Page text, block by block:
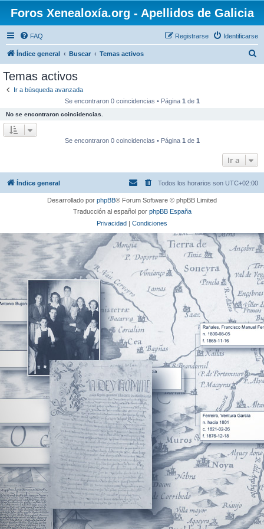
Foros Xenealoxía.org - Apellidos de Galicia
FAQ Identificarse
Registrarse
Índice general Buscar Temas activos
Temas activos
Ir a búsqueda avanzada
Se encontraron 0 coincidencias • Página 1 de 1
No se encontraron coincidencias.
Se encontraron 0 coincidencias • Página 1 de 1
Ir a
Índice general Todos los horarios son UTC+02:00
Desarrollado por phpBB® Forum Software © phpBB Limited
Traducción al español por phpBB España
Privacidad | Condiciones